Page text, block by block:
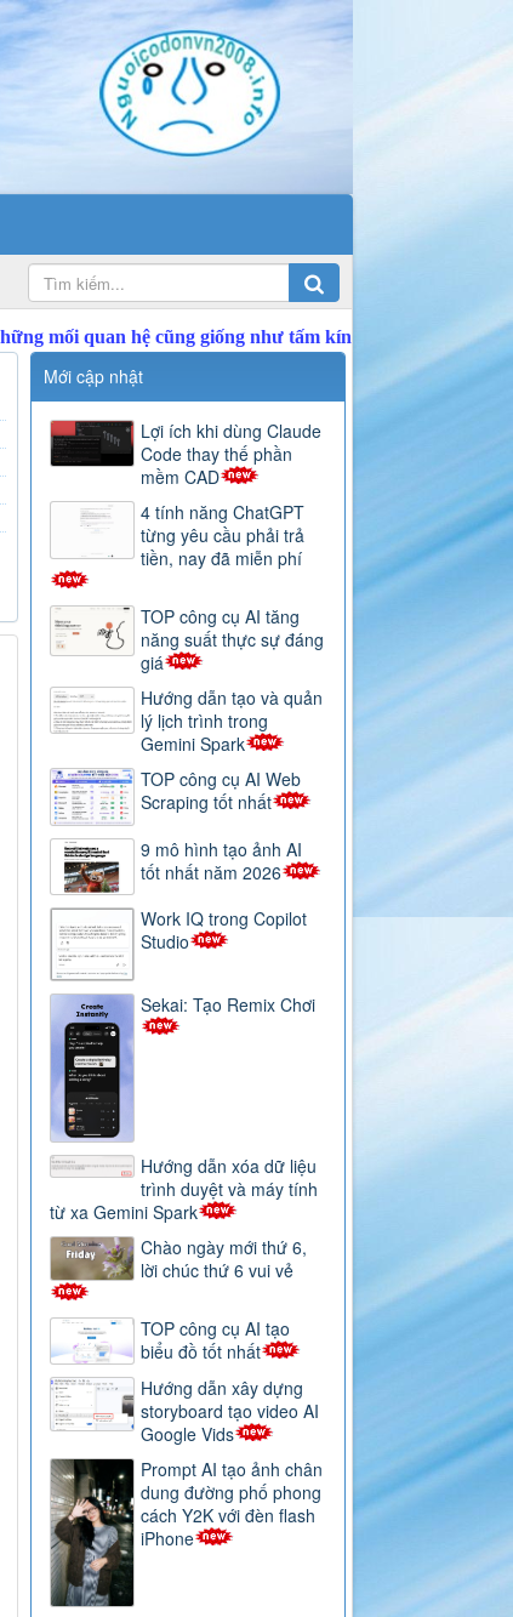
Mới cập nhật
Lợi ích khi dùng Claude
Code thay thế phần
mềm CAD
4 tính năng ChatGPT
từng yêu cầu phải trả
tiền, nay đã miễn phí
TOP công cụ AI tăng
năng suất thực sự đáng
giá
Hướng dẫn tạo và quản
lý lịch trình trong
Gemini Spark
TOP công cụ AI Web
Scraping tốt nhất
9 mô hình tạo ảnh AI
tốt nhất năm 2026
Work IQ trong Copilot
Studio
Sekai: Tạo Remix Chơi
Hướng dẫn xóa dữ liệu
trình duyệt và máy tính
từ xa Gemini Spark
Chào ngày mới thứ 6,
lời chúc thứ 6 vui vẻ
TOP công cụ AI tạo
biểu đồ tốt nhất
Hướng dẫn xây dựng
storyboard tạo video AI
Google Vids
Prompt AI tạo ảnh chân
dung đường phố phong
cách Y2K với đèn flash
iPhone